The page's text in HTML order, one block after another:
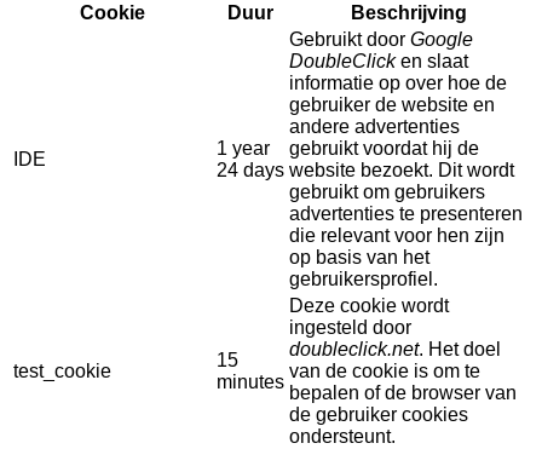
Cookie
Duur Beschrijving
IDE
1 year
24 days
Gebruikt door Google
DoubleClicken slaat
informatie op over hoe de
gebruiker de website en
andere advertenties
gebruikt voordat hij de
website bezoekt. Dit wordt
gebruikt om gebruikers
advertenties te presenteren
die relevant voor hen zijn
op basis van het
gebruikersprofiel.
test_cookie
15
minutes
Deze cookie wordt
ingesteld door
doubleclick.net. Het doel
van de cookie is om te
bepalen of de browser van
de gebruiker cookies
ondersteunt.